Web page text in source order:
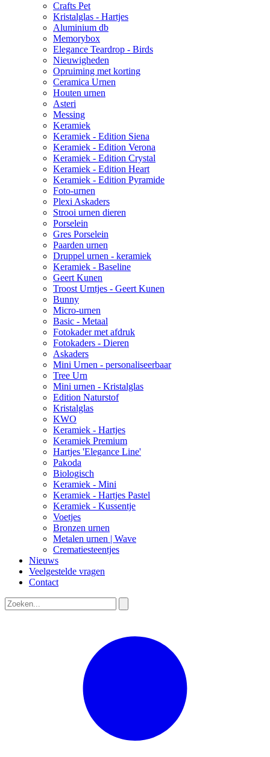
Crafts Pet
Kristalglas - Hartjes
Aluminium db
Memorybox
Elegance Teardrop - Birds
Nieuwigheden
Opruiming met korting
Ceramica Urnen
Houten urnen
Asteri
Messing
Keramiek
Keramiek - Edition Siena
Keramiek - Edition Verona
Keramiek - Edition Crystal
Keramiek - Edition Heart
Keramiek - Edition Pyramide
Foto-urnen
Plexi Askaders
Strooi urnen dieren
Porselein
Gres Porselein
Paarden urnen
Druppel urnen - keramiek
Keramiek - Baseline
Geert Kunen
Troost Urntjes - Geert Kunen
Bunny
Micro-urnen
Basic - Metaal
Fotokader met afdruk
Fotokaders - Dieren
Askaders
Mini Urnen - personaliseerbaar
Tree Urn
Mini urnen - Kristalglas
Edition Naturstof
Kristalglas
KWO
Keramiek - Hartjes
Keramiek Premium
Hartjes 'Elegance Line'
Pakoda
Biologisch
Keramiek - Mini
Keramiek - Hartjes Pastel
Keramiek - Kussentje
Voetjes
Bronzen urnen
Metalen urnen | Wave
Crematiesteentjes
Nieuws
Veelgestelde vragen
Contact